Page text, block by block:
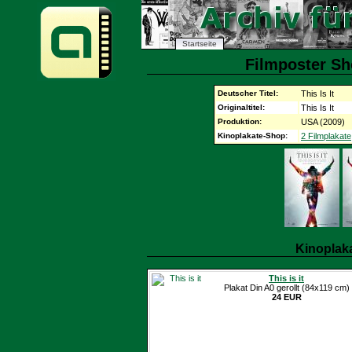
Startseite
Filmposter
Deutscher Titel: This Is It
Originaltitel: This Is It
Produktion: USA (2009)
Kinoplakate-Shop: 2 Filmplakate
This is it
Plakat Din A0 gerollt (84x119 cm)
24 EUR